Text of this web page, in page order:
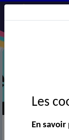
Les
En savoir